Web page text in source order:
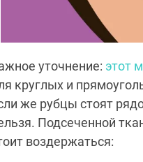
уточнение: этот
круглых и
же рубцы стоят
Подсеченной
воздержаться: